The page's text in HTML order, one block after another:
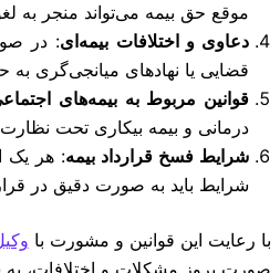
موقع حق بیمه می‌تواند منجر به
دعاوی و اختلافات بیمه‌ای: در
قضایی یا نهادهای میانجی‌گری به
قوانین مربوط به بیمه‌های
درمانی و بیمه بیکاری تحت
شرایط فسخ قرارداد بیمه: هر یک
شرایط باید به صورت دقیق در
با رعایت این قوانین و مشورت با